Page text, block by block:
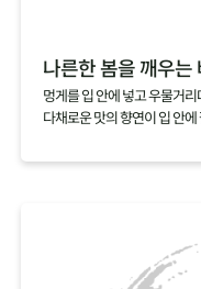
나른한 봄을 깨우는
멍게를 입 안에 넣고 우물거
다채로운 맛의 향연이 입 안
짭조름한 맛과 씁쓸한 맛을
멍게 특유의 향을 하나도 놓